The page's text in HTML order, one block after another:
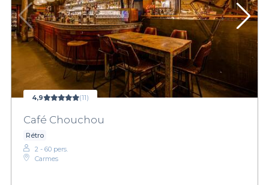
4,9 (11)
Café Chouchou
Rétro
2 - 60 pers.
Carmes